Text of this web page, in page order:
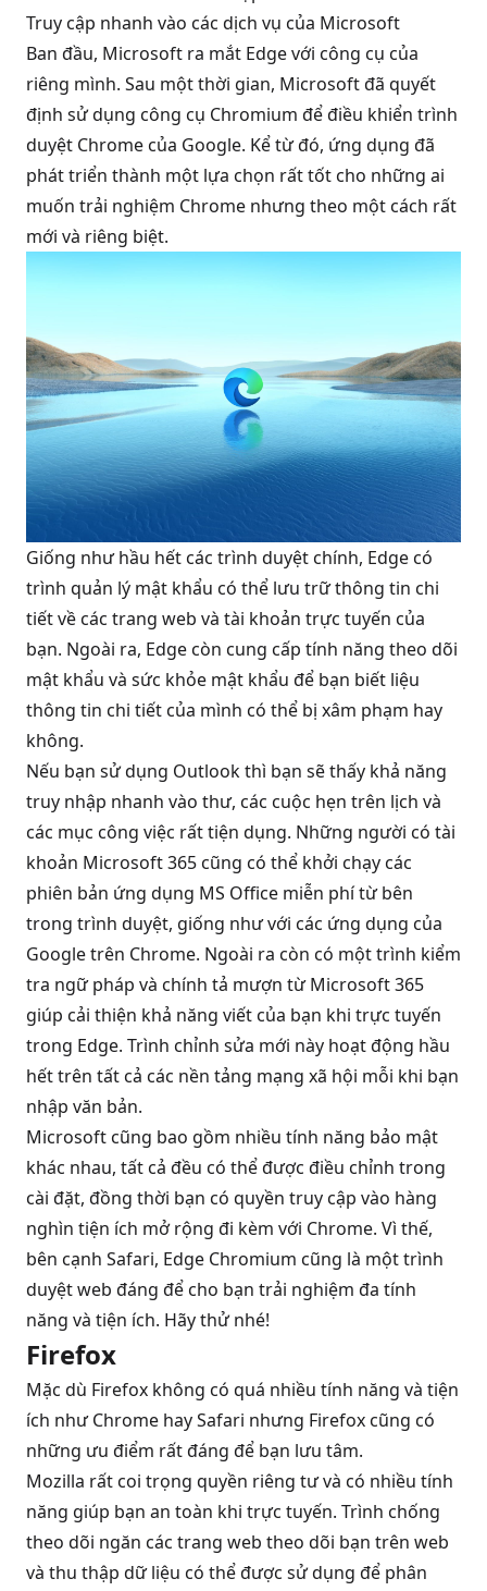
Truy cập nhanh vào các dịch vụ của Microsoft
Ban đầu, Microsoft ra mắt Edge với công cụ của
riêng mình. Sau một thời gian, Microsoft đã quyết
định sử dụng công cụ Chromium để điều khiển trình
duyệt Chrome của Google. Kể từ đó, ứng dụng đã
phát triển thành một lựa chọn rất tốt cho những ai
muốn trải nghiệm Chrome nhưng theo một cách rất
mới và riêng biệt.
Giống như hầu hết các trình duyệt chính, Edge có
trình quản lý mật khẩu có thể lưu trữ thông tin chi
tiết về các trang web và tài khoản trực tuyến của
bạn. Ngoài ra, Edge còn cung cấp tính năng theo dõi
mật khẩu và sức khỏe mật khẩu để bạn biết liệu
thông tin chi tiết của mình có thể bị xâm phạm hay
không.
Nếu bạn sử dụng Outlook thì bạn sẽ thấy khả năng
truy nhập nhanh vào thư, các cuộc hẹn trên lịch và
các mục công việc rất tiện dụng. Những người có tài
khoản Microsoft 365 cũng có thể khởi chạy các
phiên bản ứng dụng MS Office miễn phí từ bên
trong trình duyệt, giống như với các ứng dụng của
Google trên Chrome. Ngoài ra còn có một trình kiểm
tra ngữ pháp và chính tả mượn từ Microsoft 365
giúp cải thiện khả năng viết của bạn khi trực tuyến
trong Edge. Trình chỉnh sửa mới này hoạt động hầu
hết trên tất cả các nền tảng mạng xã hội mỗi khi bạn
nhập văn bản.
Microsoft cũng bao gồm nhiều tính năng bảo mật
khác nhau, tất cả đều có thể được điều chỉnh trong
cài đặt, đồng thời bạn có quyền truy cập vào hàng
nghìn tiện ích mở rộng đi kèm với Chrome. Vì thế,
bên cạnh Safari, Edge Chromium cũng là một trình
duyệt web đáng để cho bạn trải nghiệm đa tính
năng và tiện ích. Hãy thử nhé!
Firefox
Mặc dù Firefox không có quá nhiều tính năng và tiện
ích như Chrome hay Safari nhưng Firefox cũng có
những ưu điểm rất đáng để bạn lưu tâm.
Mozilla rất coi trọng quyền riêng tư và có nhiều tính
năng giúp bạn an toàn khi trực tuyến. Trình chống
theo dõi ngăn các trang web theo dõi bạn trên web
và thu thập dữ liệu có thể được sử dụng để phân